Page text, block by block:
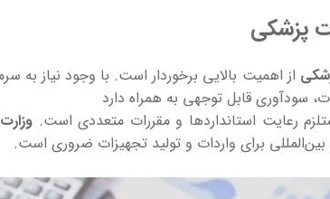
پزشکی
از اهمیت بالایی برخوردار است. با وجود نیاز به
سودآوری قابل توجهی به همراه دارد
رعایت استانداردها و مقررات متعددی است.
بین‌المللی برای واردات و تولید تجهیزات ضروری است.